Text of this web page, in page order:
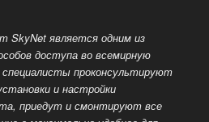
SkyNet является одним из
доступа во всемирную
проконсультируют
и настройки
приедут и смонтируют все